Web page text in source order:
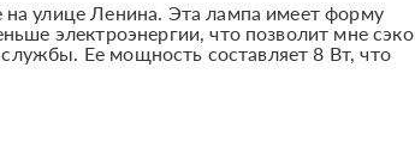
улице Ленина. Эта лампа имеет форму
электроэнергии, что позволит мне
службы. Ее мощность составляет 8 Вт, что